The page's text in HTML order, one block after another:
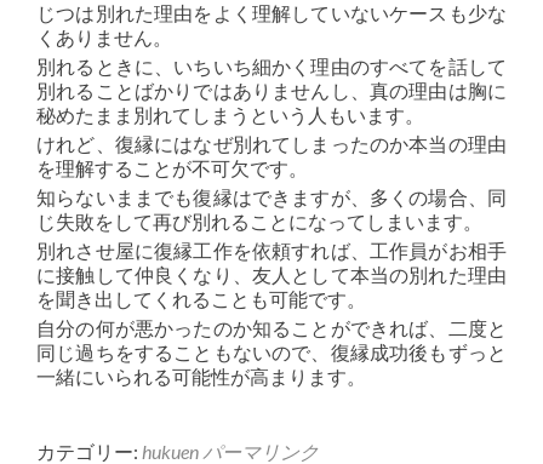
じつは別れた理由をよく理解していないケースも少な
くありません。
別れるときに、いちいち細かく理由のすべてを話して
別れることばかりではありませんし、真の理由は胸に
秘めたまま別れてしまうという人もいます。
けれど、復縁にはなぜ別れてしまったのか本当の理由
を理解することが不可欠です。
知らないままでも復縁はできますが、多くの場合、同
じ失敗をして再び別れることになってしまいます。
別れさせ屋に復縁工作を依頼すれば、工作員がお相手
に接触して仲良くなり、友人として本当の別れた理由
を聞き出してくれることも可能です。
自分の何が悪かったのか知ることができれば、二度と
同じ過ちをすることもないので、復縁成功後もずっと
一緒にいられる可能性が高まります。
カテゴリー: hukuen パーマリンク